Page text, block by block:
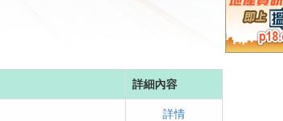
詳細內容
詳情